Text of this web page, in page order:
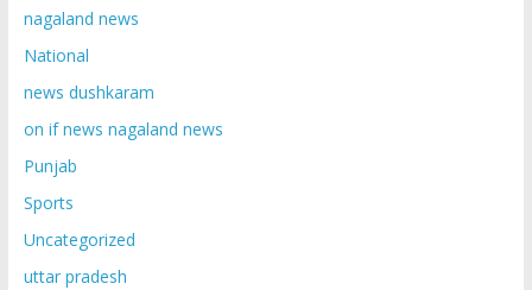
nagaland news
National
news dushkaram
on if news nagaland news
Punjab
Sports
Uncategorized
uttar pradesh